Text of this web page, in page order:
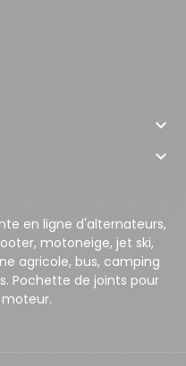


en ligne d'alternateurs,
motoneige, jet ski,
agricole, bus, camping
Pochette de joints pour